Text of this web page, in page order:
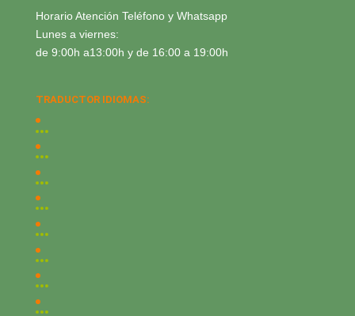
Horario Atención Teléfono y Whatsapp
Lunes a viernes:
de 9:00h a13:00h y de 16:00 a 19:00h
TRADUCTOR IDIOMAS: